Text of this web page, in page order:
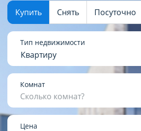
Купить Снять Посуточно
Тип недвижимости
Квартиру
Комнат
Сколько комнат?
Цена